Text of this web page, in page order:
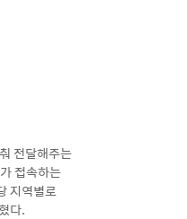
전달해주는
접속하는
지역별로
다.